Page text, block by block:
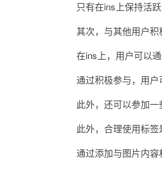
只有在ins上保持活跃
其次，与其他用户积
在ins上，用户可以通
通过积极参与，用户
此外，还可以参加一
此外，合理使用标签
通过添加与图片内容